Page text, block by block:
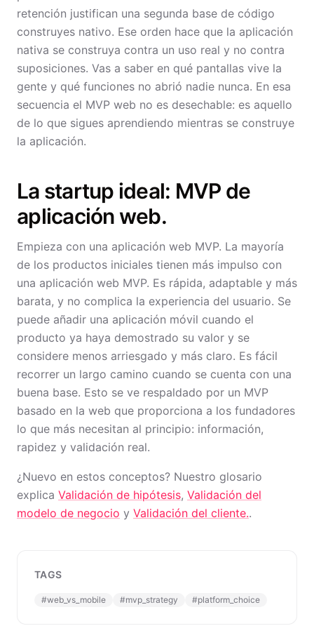
retención justifican una segunda base de código
construyes nativo. Ese orden hace que la aplicación
nativa se construya contra un uso real y no contra
suposiciones. Vas a saber en qué pantallas vive la
gente y qué funciones no abrió nadie nunca. En esa
secuencia el MVP web no es desechable: es aquello
de lo que sigues aprendiendo mientras se construye
la aplicación.
La startup ideal: MVP de
aplicación web.
Empieza con una aplicación web MVP. La mayoría
de los productos iniciales tienen más impulso con
una aplicación web MVP. Es rápida, adaptable y más
barata, y no complica la experiencia del usuario. Se
puede añadir una aplicación móvil cuando el
producto ya haya demostrado su valor y se
considere menos arriesgado y más claro. Es fácil
recorrer un largo camino cuando se cuenta con una
buena base. Esto se ve respaldado por un MVP
basado en la web que proporciona a los fundadores
lo que más necesitan al principio: información,
rapidez y validación real.
¿Nuevo en estos conceptos? Nuestro glosario
explica Validación de hipótesis, Validación del
modelo de negocio y Validación del cliente..
TAGS
#web_vs_mobile #mvp_strategy #platform_choice